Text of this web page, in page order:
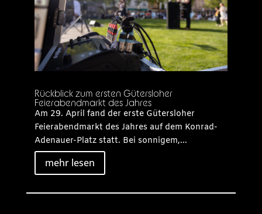
Rückblick zum ersten Gütersloher
Feierabendmarkt des Jahres
Am 29. April fand der erste Gütersloher
Feierabendmarkt des Jahres auf dem Konrad-
Adenauer-Platz statt. Bei sonnigem,...
mehr lesen